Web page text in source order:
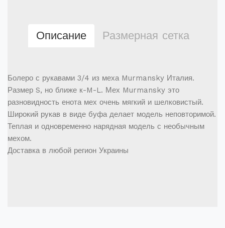
Описание Размерная сетка
Болеро с рукавами 3/4 из меха Murmansky Италия.
Размер S, но ближе к-M-L. Мех Murmansky это
разновидность енота мех очень мягкий и шелковистый.
Широкий рукав в виде буфа делает модель неповторимой.
Теплая и одновременно нарядная модель с необычным
мехом.
Доставка в любой регион Украины